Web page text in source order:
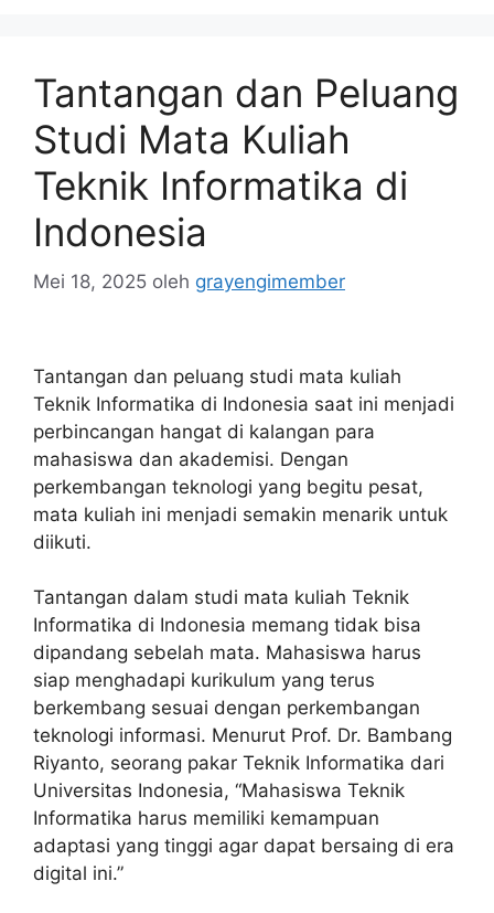
Tantangan dan Peluang
Studi Mata Kuliah
Teknik Informatika di
Indonesia
Mei 18, 2025 oleh grayengimember
Tantangan dan peluang studi mata kuliah
Teknik Informatika di Indonesia saat ini menjadi
perbincangan hangat di kalangan para
mahasiswa dan akademisi. Dengan
perkembangan teknologi yang begitu pesat,
mata kuliah ini menjadi semakin menarik untuk
diikuti.
Tantangan dalam studi mata kuliah Teknik
Informatika di Indonesia memang tidak bisa
dipandang sebelah mata. Mahasiswa harus
siap menghadapi kurikulum yang terus
berkembang sesuai dengan perkembangan
teknologi informasi. Menurut Prof. Dr. Bambang
Riyanto, seorang pakar Teknik Informatika dari
Universitas Indonesia, “Mahasiswa Teknik
Informatika harus memiliki kemampuan
adaptasi yang tinggi agar dapat bersaing di era
digital ini.”